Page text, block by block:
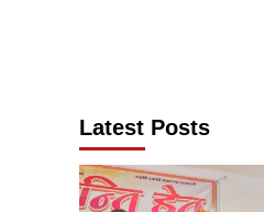
Latest Posts